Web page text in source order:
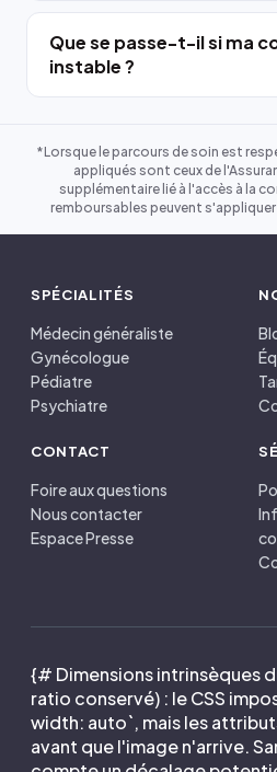
Que se passe-t-il si ma
instable ?
*Lorsque le parcours de soin est
appliqués sont ceux de
supplémentaire lié à l'accès à la
remboursables peuvent
SPÉCIALITÉS
Médecin généraliste
Gynécologue
Pédiatre
Psychiatre
CONTACT
Foire aux questions
Nous contacter
Espace Presse
{# Dimensions intrinsèques
ratio conservé) : le CSS
width: auto`, mais les
avant que l'image n'arrive.